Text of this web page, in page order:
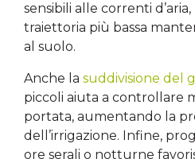
sensibili alle correnti
traiettoria più bassa
al suolo.
Anche la suddivisione del
piccoli aiuta a controllare
portata, aumentando la
dell’irrigazione. Infine,
ore serali o notturne